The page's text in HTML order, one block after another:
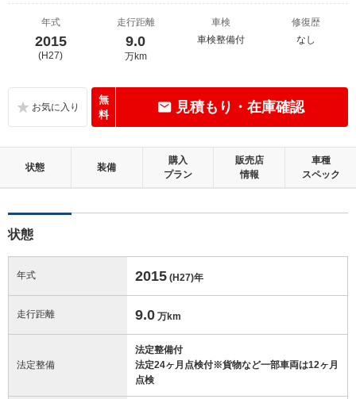
年式
2015
(H27)
走行距離
9.0
万km
車検
車検整備付
修復歴
なし
無
料
見積もり・在庫確認
状態 装備
購入
プラン
販売店
情報
車種
スペック
状態
年式 2015 (H27)年
走行距離 9.0 万km
法定整備
法定整備付
法定24ヶ月点検付※貨物など一部車両は12ヶ月
点検